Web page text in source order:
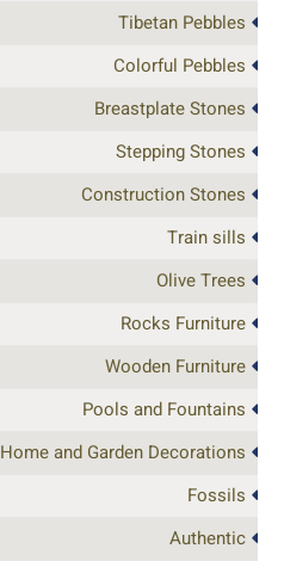
Tibetan Pebbles
Colorful Pebbles
Breastplate Stones
Stepping Stones
Construction Stones
Train sills
Olive Trees
Rocks Furniture
Wooden Furniture
Pools and Fountains
Home and Garden Decorations
Fossils
Authentic